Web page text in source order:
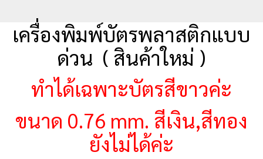
เครื่องพิมพ์บัตรพลาสติกแบบ
ด่วน ( สินค้าใหม่ )
ทำได้เฉพาะบัตรสีขาวค่ะ
ขนาด 0.76 mm. สีเงิน,สีทอง
ยังไม่ได้ค่ะ